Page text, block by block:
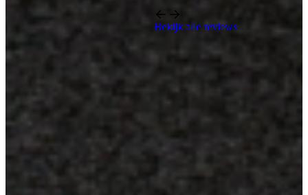
Bekijk alle reviews